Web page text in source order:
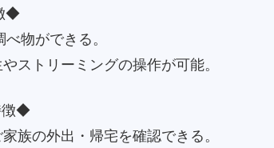
◆
物ができる。
ストリーミングの操作が可能。
徴◆
族の外出・帰宅を確認できる。